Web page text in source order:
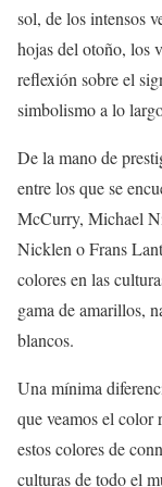
sol, de los intensos
hojas del otoño, los
reflexión sobre el
simbolismo a lo
De la mano de
entre los que se
McCurry, Michael
Nicklen o Frans
colores en las
gama de amarillos,
blancos.
Una mínima
que veamos el color
estos colores de
culturas de todo el